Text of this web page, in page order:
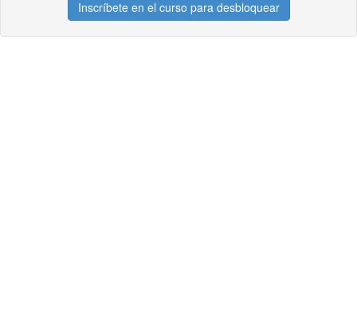
Inscríbete en el curso para desbloquear